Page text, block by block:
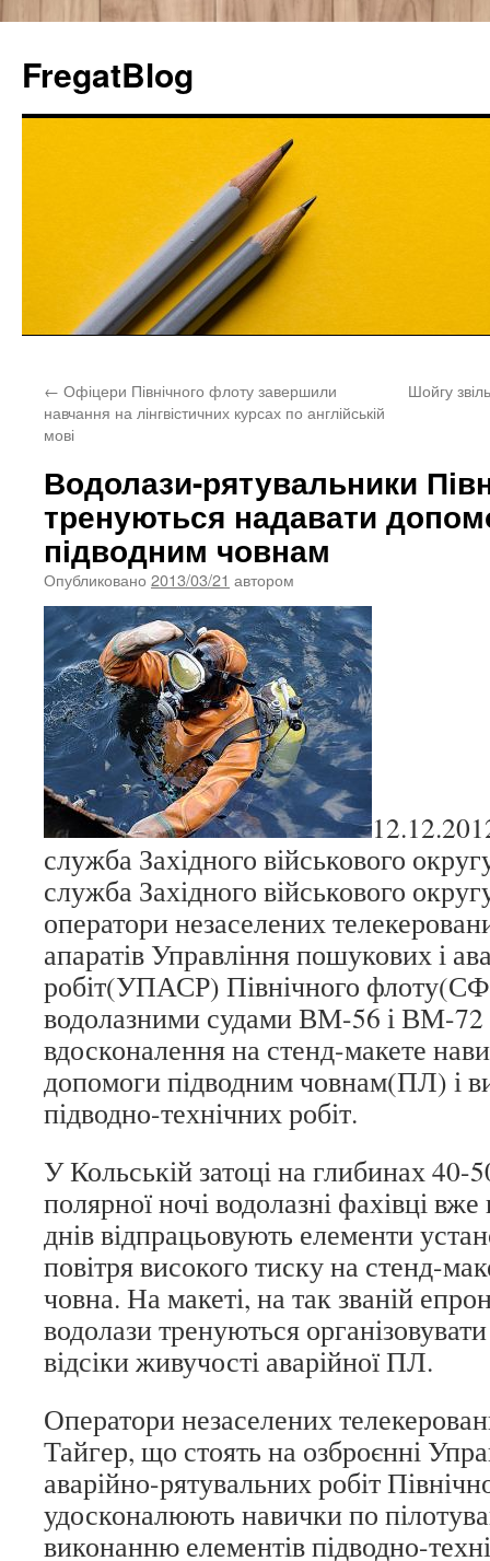
FregatBlog
содержимому
← Офіцери Північного флоту завершили
навчання на лінгвістичних курсах по англійській
мові
Шойгу
Водолази-рятувальники
тренуються надавати
підводним човнам
Опубликовано 2013/03/21 автором
служба Західного військового
служба Західного військового
оператори незаселених
апаратів Управління пошукових і
робіт(УПАСР) Північного флоту(СФ)
водолазними судами ВМ-56 і ВМ-72
вдосконалення на стенд-макете
допомоги підводним човнам(ПЛ) і
підводно-технічних робіт.
У Кольській затоці на глибинах 40-
полярної ночі водолазні фахівці
днів відпрацьовують елементи
повітря високого тиску на стенд-
човна. На макеті, на так званій
водолази тренуються
відсіки живучості аварійної ПЛ.
Оператори незаселених
Тайгер, що стоять на озброєнні
аварійно-рятувальних робіт
удосконалюють навички по
виконанню елементів підводно-